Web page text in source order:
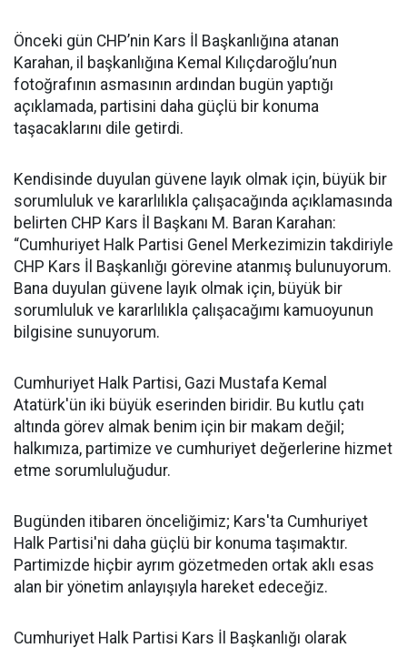
Önceki gün CHP’nin Kars İl Başkanlığına atanan
Karahan, il başkanlığına Kemal Kılıçdaroğlu’nun
fotoğrafının asmasının ardından bugün yaptığı
açıklamada, partisini daha güçlü bir konuma
taşacaklarını dile getirdi.
Kendisinde duyulan güvene layık olmak için, büyük bir
sorumluluk ve kararlılıkla çalışacağında açıklamasında
belirten CHP Kars İl Başkanı M. Baran Karahan:
“Cumhuriyet Halk Partisi Genel Merkezimizin takdiriyle
CHP Kars İl Başkanlığı görevine atanmış bulunuyorum.
Bana duyulan güvene layık olmak için, büyük bir
sorumluluk ve kararlılıkla çalışacağımı kamuoyunun
bilgisine sunuyorum.
Cumhuriyet Halk Partisi, Gazi Mustafa Kemal
Atatürk'ün iki büyük eserinden biridir. Bu kutlu çatı
altında görev almak benim için bir makam değil;
halkımıza, partimize ve cumhuriyet değerlerine hizmet
etme sorumluluğudur.
Bugünden itibaren önceliğimiz; Kars'ta Cumhuriyet
Halk Partisi'ni daha güçlü bir konuma taşımaktır.
Partimizde hiçbir ayrım gözetmeden ortak aklı esas
alan bir yönetim anlayışıyla hareket edeceğiz.
Cumhuriyet Halk Partisi Kars İl Başkanlığı olarak